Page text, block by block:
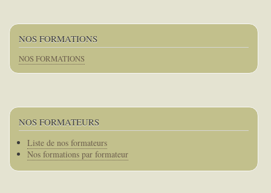
NOS FORMATIONS
NOS FORMATIONS
NOS FORMATEURS
Corps
Liste de nos formateurs
Nos formations par formateur